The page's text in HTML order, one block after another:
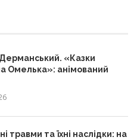
«Казки
Омелька»: анімований
травми та їхні наслідки: на